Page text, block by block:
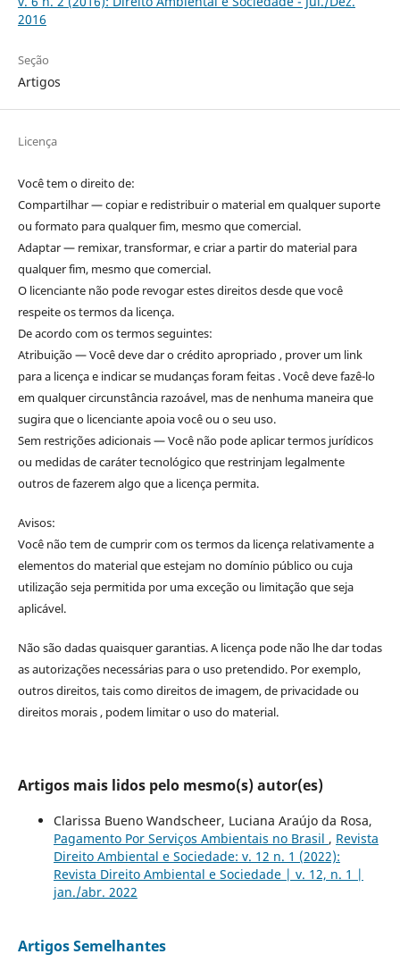
2016
Seção
Artigos
Licença
Você tem o direito de:
Compartilhar — copiar e redistribuir o material em qualquer suporte
ou formato para qualquer fim, mesmo que comercial.
Adaptar — remixar, transformar, e criar a partir do material para
qualquer fim, mesmo que comercial.
O licenciante não pode revogar estes direitos desde que você
respeite os termos da licença.
De acordo com os termos seguintes:
Atribuição — Você deve dar o crédito apropriado , prover um link
para a licença e indicar se mudanças foram feitas . Você deve fazê-lo
em qualquer circunstância razoável, mas de nenhuma maneira que
sugira que o licenciante apoia você ou o seu uso.
Sem restrições adicionais — Você não pode aplicar termos jurídicos
ou medidas de caráter tecnológico que restrinjam legalmente
outros de fazerem algo que a licença permita.
Avisos:
Você não tem de cumprir com os termos da licença relativamente a
elementos do material que estejam no domínio público ou cuja
utilização seja permitida por uma exceção ou limitação que seja
aplicável.
Não são dadas quaisquer garantias. A licença pode não lhe dar todas
as autorizações necessárias para o uso pretendido. Por exemplo,
outros direitos, tais como direitos de imagem, de privacidade ou
direitos morais , podem limitar o uso do material.
Artigos mais lidos pelo mesmo(s) autor(es)
Clarissa Bueno Wandscheer, Luciana Araújo da Rosa,
Pagamento Por Serviços Ambientais no Brasil , Revista
Direito Ambiental e Sociedade: v. 12 n. 1 (2022):
Revista Direito Ambiental e Sociedade | v. 12, n. 1 |
jan./abr. 2022
Artigos Semelhantes